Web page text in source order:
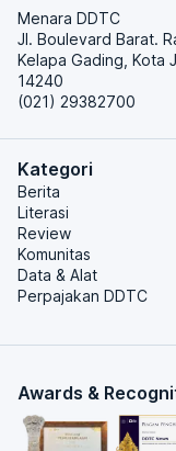
Menara DDTC
Jl. Boulevard Barat.
Kelapa Gading, Kota
14240
(021) 29382700
Kategori
Berita
Literasi
Review
Komunitas
Data & Alat
Perpajakan DDTC
Awards &